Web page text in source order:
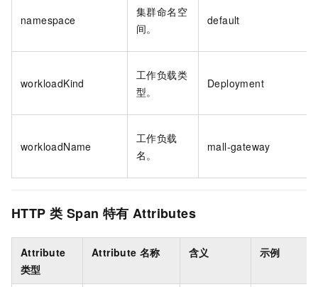
namespace
集群命名空
间。
default
workloadKind
工作负载类
型。
Deployment
workloadName
工作负载
名。
mall-gateway
HTTP 类 Span 特有 Attributes
Attribute
类型
Attribute 名称 含义 示例